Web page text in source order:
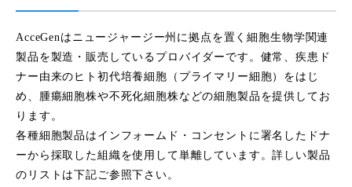
AcceGenはニュージャージー州に拠点を置く細胞生物学関連
製品を製造・販売しているプロバイダーです。健常、疾患ド
ナー由来のヒト初代培養細胞（プライマリー細胞）をはじ
め、腫瘍細胞株や不死化細胞株などの細胞製品を提供してお
ります。
各種細胞製品はインフォームド・コンセントに署名したドナ
ーから採取した組織を使用して単離しています。詳しい製品
のリストは下記ご参照下さい。